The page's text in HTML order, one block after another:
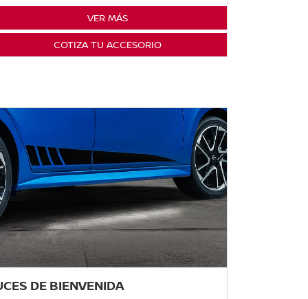
VER MÁS
COTIZA TU ACCESORIO
DE BIENVENIDA